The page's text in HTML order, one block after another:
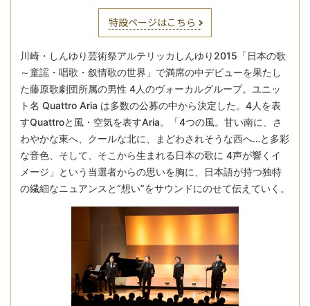
特設ページはこちら
川崎・しんゆり芸術祭アルテリッカしんゆり2015「日本の歌
～童謡・唱歌・叙情歌の世界」で満席の中デビューを果たし
た藤原歌劇団所属の男性 4人のヴォーカルグループ。ユニッ
ト名 Quattro Aria は多数の公募の中から決定した。4人を表
すQuattroと風・空気を表すAria。「4つの風。甘い南に、さ
わやかな東へ、クールな北に、まどわされそうな西へ…と多彩
な音色、そして、そこから生まれる日本の歌に 4声が響くイ
メージ」という当選者からの思いを胸に、日本語が持つ独特
の繊細なニュアンスと“想い”をサウンドにのせて伝えていく。